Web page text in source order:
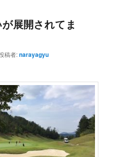
展開されてま
稿者:narayagyu